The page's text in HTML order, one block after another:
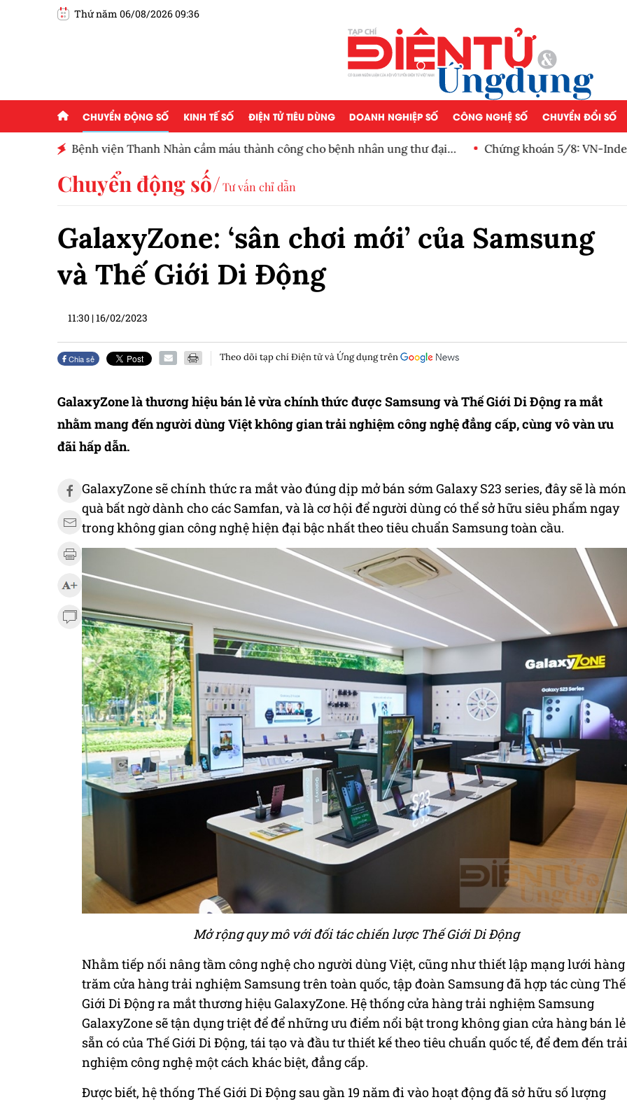
Thứ năm 06/08/2026 09:36
CHUYỂN ĐỘNG SỐ KINH TẾ SỐ ĐIỆN TỬ TIÊU DÙNG DOANH NGHIỆP SỐ CÔNG NGHỆ SỐ CHUYỂN ĐỔI SỐ
Bệnh viện Thanh Nhàn cầm máu thành công cho bệnh nhân ung thư đại
Chứng khoán 5/8: VN-
Chuyển động số Tư vấn chỉ dẫn
GalaxyZone: ‘sân chơi mới’ của Samsung
và Thế Giới Di Động
11:30 |16/02/2023
Chia sẻ Theo dõi tạp chí Điện tử và Ứng dụng trên
GalaxyZone là thương hiệu bán lẻ vừa chính thức được Samsung và Thế Giới Di Động ra mắt
nhằm mang đến người dùng Việt không gian trải nghiệm công nghệ đẳng cấp, cùng vô vàn ưu
đãi hấp dẫn.
GalaxyZone sẽ chính thức ra mắt vào đúng dịp mở bán sớm Galaxy S23 series, đây sẽ là món
quà bất ngờ dành cho các Samfan, và là cơ hội để người dùng có thể sở hữu siêu phẩm ngay
trong không gian công nghệ hiện đại bậc nhất theo tiêu chuẩn Samsung toàn cầu.
Mở rộng quy mô với đối tác chiến lược Thế Giới Di Động
Nhằm tiếp nối nâng tầm công nghệ cho người dùng Việt, cũng như thiết lập mạng lưới hàng
trăm cửa hàng trải nghiệm Samsung trên toàn quốc, tập đoàn Samsung đã hợp tác cùngThế
Giới Di Động ra mắt thương hiệu GalaxyZone. Hệthống cửa hàng trải nghiệm Samsung
GalaxyZone sẽ tận dụng triệt để để những ưu điểm nổi bật trong không gian cửa hàng bán lẻ
sẵn có của Thế Giới Di Động, tái tạo và đầu tư thiết kế theo tiêu chuẩn quốc tế, để đem đến trải
nghiệm công nghệ một cách khác biệt, đẳng cấp.
Được biết, hệ thống Thế Giới Di Động sau gần 19 năm đi vào hoạt động đã sở hữu số lượng